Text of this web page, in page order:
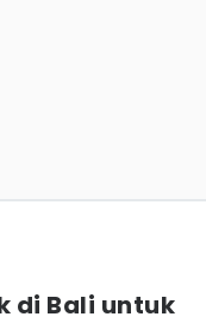
di Bali untuk